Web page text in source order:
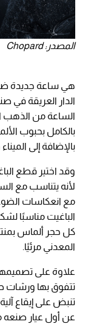
المصدر: Chopard
الدار العريقة في
بالإضافة إلى
وقد اختير قطع
لأنه يتناسب مع
مع انعكاسات
الباغيت مناسبًا
كل حجر ألماس
المعدني مرئيًا.
علاوة على تصميمها
تتفوق بها ورشات
عن أول عيار صنعه